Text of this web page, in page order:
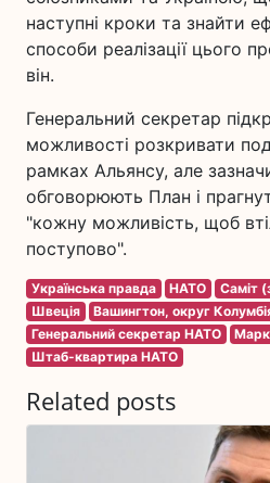
наступні кроки та знайти
способи реалізації цього
він.
Генеральний секретар
можливості розкривати
рамках Альянсу, але
обговорюють План і
"кожну можливість, щоб
поступово".
Українська правда НАТО Саміт
Швеція
Вашингтон, округ
Генеральний секретар НАТО
Штаб-квартира НАТО
Related posts